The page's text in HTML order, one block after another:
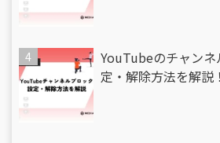
YouTubeのチャン
定・解除方法を解説！